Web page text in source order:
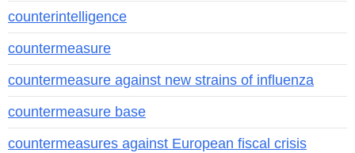
counterintelligence
countermeasure
countermeasure against new strains of influenza
countermeasure base
countermeasures against European fiscal crisis